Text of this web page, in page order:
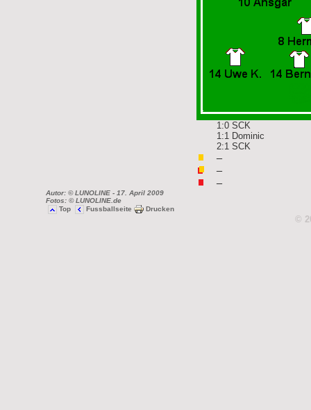
1:0 SCK
1:1 Dominic
2:1 SCK
–
–
–
Autor: © LUNOLINE - 17. April 2009
Fotos: © LUNOLINE.de
Top
Fussballseite Drucken
©